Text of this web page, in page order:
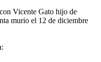
Vicente Gato hijo de
murio el 12 de diciembre